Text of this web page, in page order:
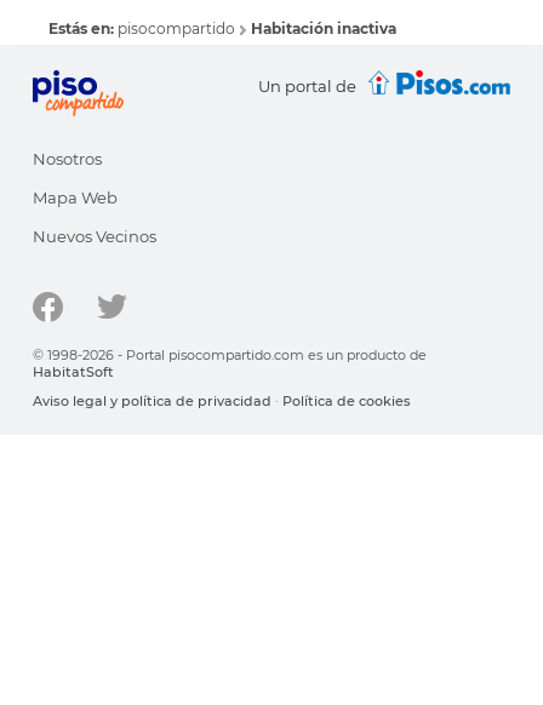
Estás en: pisocompartido Habitación inactiva
Un portal de
Nosotros
Mapa Web
Nuevos Vecinos
© 1998-2026 - Portal pisocompartido.com es un producto de
HabitatSoft
Aviso legal y política de privacidad · Política de cookies